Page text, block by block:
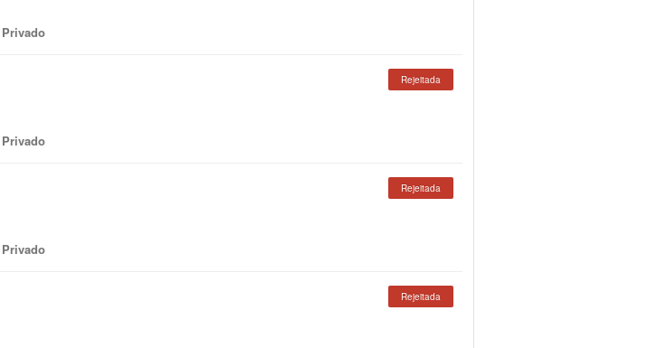
Privado
Rejeitada
Privado
Rejeitada
Privado
Rejeitada